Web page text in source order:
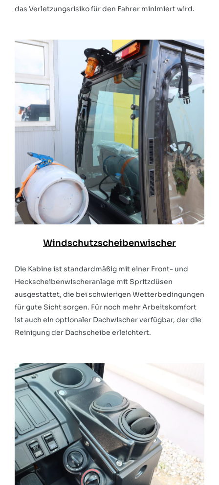
das Verletzungsrisiko für den Fahrer minimiert wird.
Windschutzscheibenwischer
Die Kabine ist standardmäßig mit einer Front- und
Heckscheibenwischeranlage mit Spritzdüsen
ausgestattet, die bei schwierigen Wetterbedingungen
für gute Sicht sorgen. Für noch mehr Arbeitskomfort
ist auch ein optionaler Dachwischer verfügbar, der die
Reinigung der Dachscheibe erleichtert.